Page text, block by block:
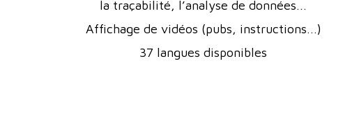
la traçabilité, l’analyse de données...
Affichage de vidéos (pubs, instructions...)
37 langues disponibles